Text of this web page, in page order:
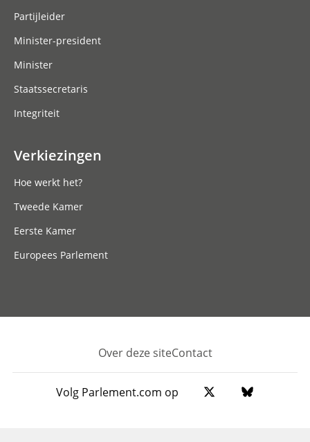
Partijleider
Minister-president
Minister
Staatssecretaris
Integriteit
Verkiezingen
Hoe werkt het?
Tweede Kamer
Eerste Kamer
Europees Parlement
Footer
Over deze siteContact
Volg Parlement.com op